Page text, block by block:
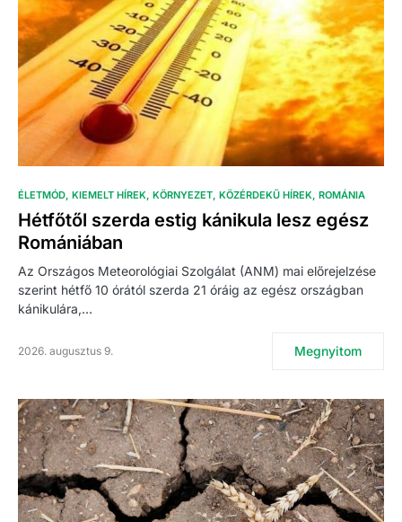
ÉLETMÓD KIEMELT HÍREK KÖRNYEZET KÖZÉRDEKŰ HÍREK ROMÁNIA
Hétfőtől szerda estig kánikula lesz egész
Romániában
Az Országos Meteorológiai Szolgálat (ANM) mai előrejelzése
szerint hétfő 10 órától szerda 21 óráig az egész országban
kánikulára,…
2026. augusztus 9. Megnyitom